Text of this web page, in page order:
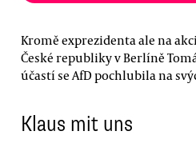
Kromě exprezidenta ale na
České republiky v Berlíně
účastí se AfD pochlubila na
Klaus mit uns